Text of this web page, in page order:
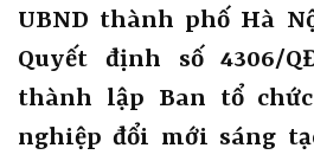
UBND thành phố Hà
Quyết định số 4306/
thành lập Ban tổ
nghiệp đổi mới sáng